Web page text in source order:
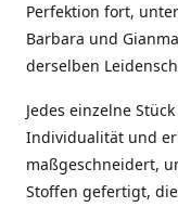
Perfektion fort,
Barbara und
derselben
Jedes einzelne
Individualität und
maßgeschneidert,
Stoffen gefertigt,